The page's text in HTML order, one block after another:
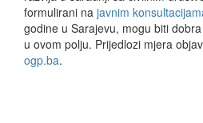
formulirani na javnim
godine u Sarajevu, mogu biti
u ovom polju. Prijedlozi mjera
ogp.ba.